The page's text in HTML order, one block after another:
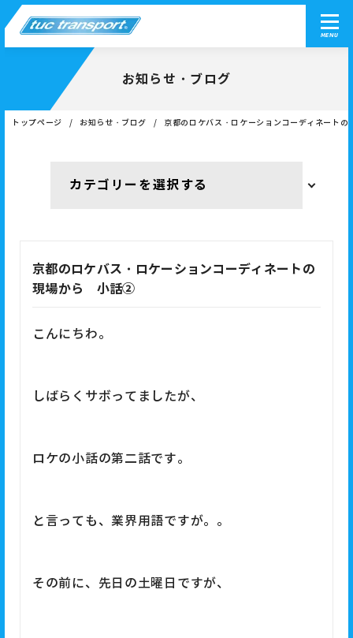
MENU
お知らせ・ブログ
トップページ お知らせ・ブログ 京都のロケバス・ロケーションコーディネート
京都のロケバス・ロケーションコーディネートの
現場から 小話②
こんにちわ。
しばらくサボってましたが、
ロケの小話の第二話です。
と言っても、業界用語ですが。。
その前に、先日の土曜日ですが、